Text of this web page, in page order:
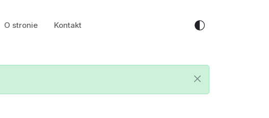
O stronie Kontakt